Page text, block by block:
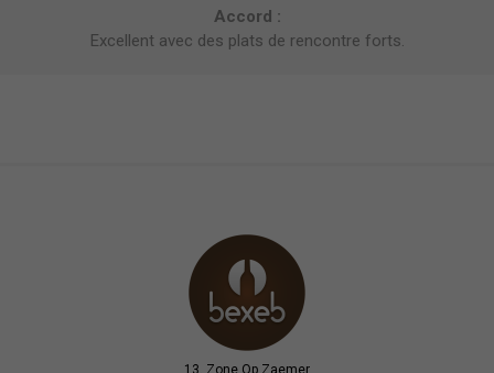
Accord :
Excellent avec des plats de rencontre forts.
13, Zone Op Zaemer